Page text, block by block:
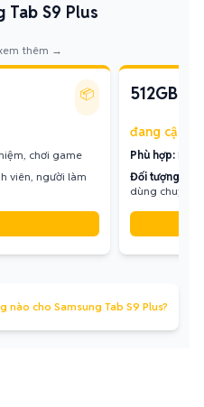
Tab S9 Plus
thêm →
📦
chơi game
viên, người làm
512GB
đang cập
Phù hợp:
Đối tượng:
dùng chuyên
nào cho Samsung Tab S9 Plus?